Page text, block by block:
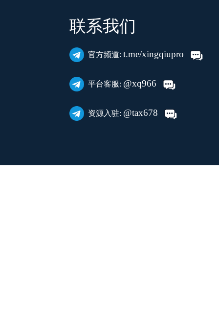
联系我们
官方频道: t.me/xingqiupro
平台客服: @xq966
资源入驻: @tax678